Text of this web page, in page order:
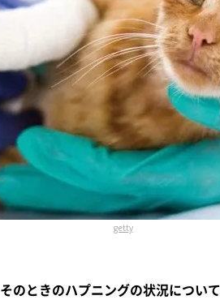
getty
そのときのハプニングの状況について